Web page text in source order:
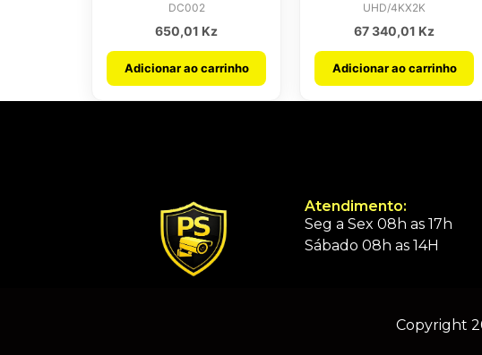
DC002
650,01 Kz
Adicionar ao carrinho
UHD/4KX2K
67 340,01 Kz
Adicionar ao carrinho
Atendimento:
Seg a Sex 08h as 17h
Sábado 08h as 14H
Copyright